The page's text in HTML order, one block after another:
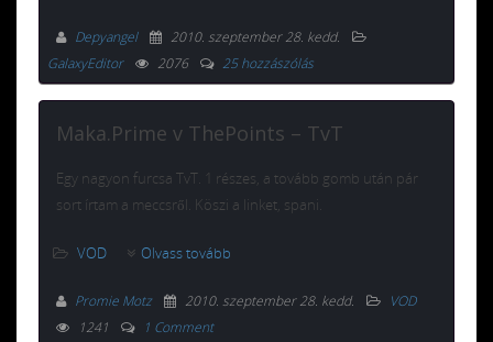
Depyangel 2010. szeptember 28. kedd.
GalaxyEditor
2076 25 hozzászólás
Maka.Prime v ThePoints – TvT
Egy nagyon furcsa TvT. 1 részes, a tovább gomb után pár
sort írtam a meccsről. Köszi a linket, spani.
VOD Olvass tovább
Promie Motz 2010. szeptember 28. kedd.
VOD
1241
1 Comment